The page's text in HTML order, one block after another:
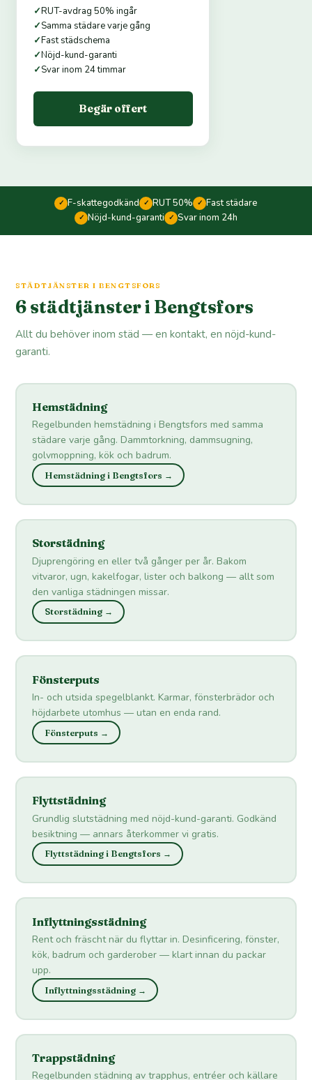
✓RUT-avdrag 50% ingår
✓Samma städare varje gång
✓Fast städschema
✓Nöjd-kund-garanti
✓Svar inom 24 timmar
Begär offert
✓ F-skattegodkänd ✓ RUT 50% ✓ Fast städare
✓ Nöjd-kund-garanti ✓ Svar inom 24h
STÄDTJÄNSTER I BENGTSFORS
6 städtjänster i Bengtsfors
Allt du behöver inom städ — en kontakt, en nöjd-kund-
garanti.
Hemstädning
Regelbunden hemstädning i Bengtsfors med samma
städare varje gång. Dammtorkning, dammsugning,
golvmoppning, kök och badrum.
Hemstädning i Bengtsfors →
Storstädning
Djuprengöring en eller två gånger per år. Bakom
vitvaror, ugn, kakelfogar, lister och balkong — allt som
den vanliga städningen missar.
Storstädning →
Fönsterputs
In- och utsida spegelblankt. Karmar, fönsterbrädor och
höjdarbete utomhus — utan en enda rand.
Fönsterputs →
Flyttstädning
Grundlig slutstädning med nöjd-kund-garanti. Godkänd
besiktning — annars återkommer vi gratis.
Flyttstädning i Bengtsfors →
Inflyttningsstädning
Rent och fräscht när du flyttar in. Desinficering, fönster,
kök, badrum och garderober — klart innan du packar
upp.
Inflyttningsstädning →
Trappstädning
Regelbunden städning av trapphus, entréer och källare